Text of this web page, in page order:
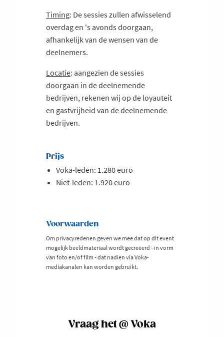
Timing: De sessies zullen afwisselend
overdag en 's avonds doorgaan,
afhankelijk van de wensen van de
deelnemers.
Locatie: aangezien de sessies
doorgaan in de deelnemende
bedrijven, rekenen wij op de loyauteit
en gastvrijheid van de deelnemende
bedrijven.
Prijs
Voka-leden: 1.280 euro
Niet-leden: 1.920 euro
Voorwaarden
Om privacyredenen geven we mee dat op dit event
mogelijk beeldmateriaal wordt gecreëerd - in vorm
van foto en/of film - dat nadien via Voka-
mediakanalen kan worden gebruikt.
Vraag het @ Voka